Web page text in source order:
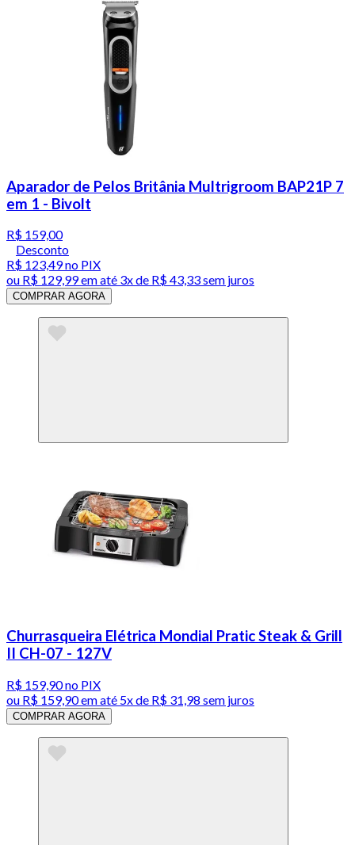
Aparador de Pelos Britânia Multrigroom BAP21P 7
em 1 - Bivolt
R$ 159,00
Desconto
R$ 123,49no PIX
ou R$ 129,99em até 3x de R$ 43,33 sem juros
COMPRAR AGORA
Churrasqueira Elétrica Mondial Pratic Steak & Grill
II CH-07 - 127V
R$ 159,90no PIX
ou R$ 159,90em até 5x de R$ 31,98 sem juros
COMPRAR AGORA